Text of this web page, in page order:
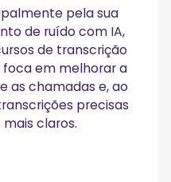
pela sua
de ruído com IA,
de transcrição
em melhorar a
as chamadas e, ao
precisas
claros.